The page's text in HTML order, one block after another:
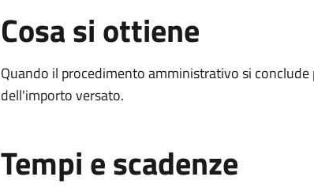
Cosa si ottiene
Quando il procedimento amministrativo si
dell'importo versato.
Tempi e scadenze